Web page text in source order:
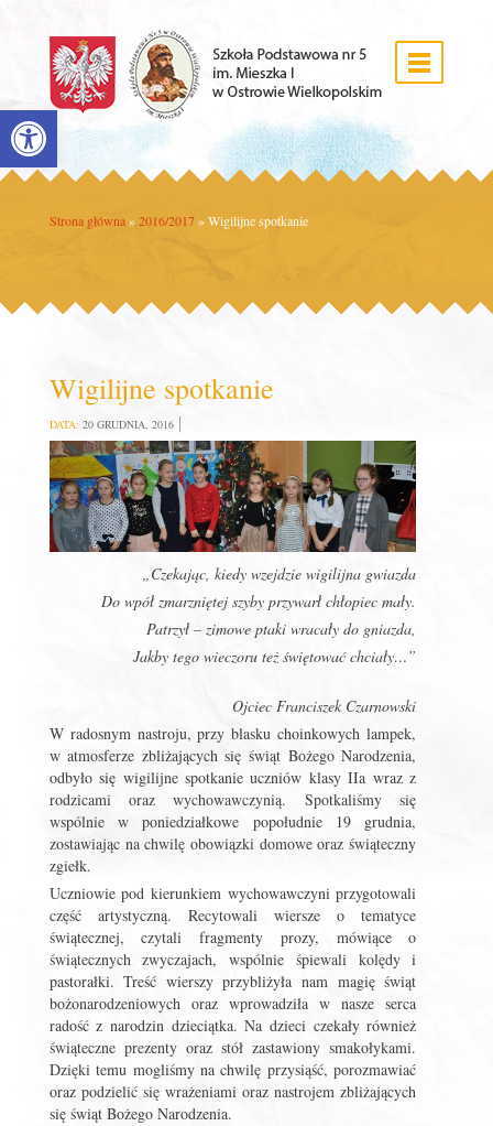
Open toolbar
Strona główna » 2016/2017 »Wigilijne spotkanie
Wigilijne spotkanie
DATA: 20 GRUDNIA, 2016
„Czekając, kiedy wzejdzie wigilijna gwiazda
Do wpół zmarzniętej szyby przywarł chłopiec mały.
Patrzył – zimowe ptaki wracały do gniazda,
Jakby tego wieczoru też świętować chciały…”
Ojciec Franciszek Czarnowski
W radosnym nastroju, przy blasku choinkowych lampek,
w atmosferze zbliżających się świąt Bożego Narodzenia,
odbyło się wigilijne spotkanie uczniów klasy IIa wraz z
rodzicami oraz wychowawczynią. Spotkaliśmy się
wspólnie w poniedziałkowe popołudnie 19 grudnia,
zostawiając na chwilę obowiązki domowe oraz świąteczny
zgiełk.
Uczniowie pod kierunkiem wychowawczyni przygotowali
część artystyczną. Recytowali wiersze o tematyce
świątecznej, czytali fragmenty prozy, mówiące o
świątecznych zwyczajach, wspólnie śpiewali kolędy i
pastorałki. Treść wierszy przybliżyła nam magię świąt
bożonarodzeniowych oraz wprowadziła w nasze serca
radość z narodzin dzieciątka. Na dzieci czekały również
świąteczne prezenty oraz stół zastawiony smakołykami.
Dzięki temu mogliśmy na chwilę przysiąść, porozmawiać
oraz podzielić się wrażeniami oraz nastrojem zbliżających
się świąt Bożego Narodzenia.